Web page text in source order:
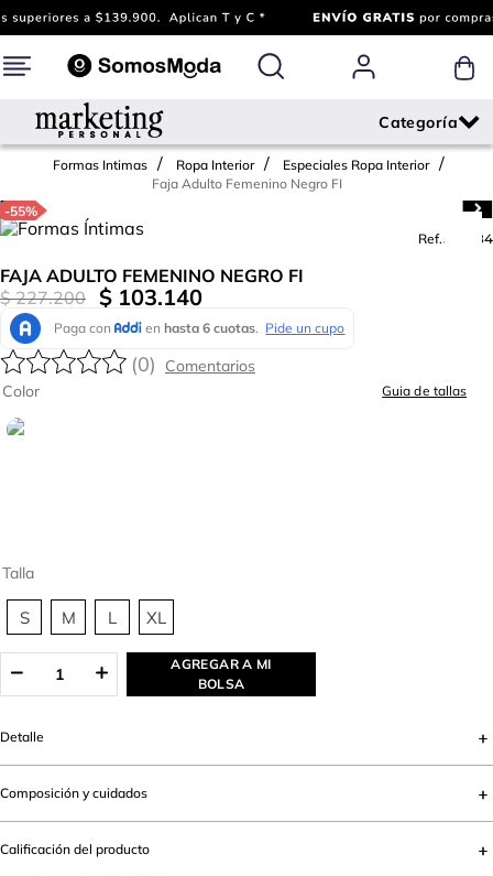
Formas Intimas Ropa Interior
Especiales Ropa Interior
Faja Adulto Femenino Negro FI
-55%
Ref.539784
FAJA ADULTO FEMENINO NEGRO FI
$ 227.200 $ 103.140
(0)
Talla
S M L XL
Color Guia de tallas
AGREGAR A MI
BOLSA
Detalle
Composición y cuidados
Calificación del producto